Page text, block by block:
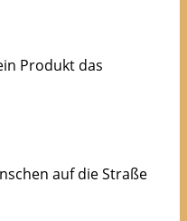
Produkt das
auf die Straße